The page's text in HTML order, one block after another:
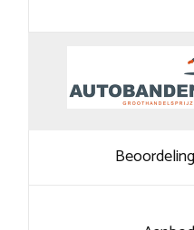
Beoordeling